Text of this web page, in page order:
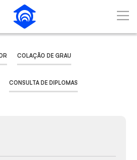
COLAÇÃO DE GRAU
CONSULTA DE DIPLOMAS